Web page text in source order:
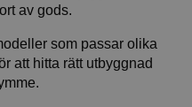
av gods.
som passar olika
att hitta rätt utbyggnad